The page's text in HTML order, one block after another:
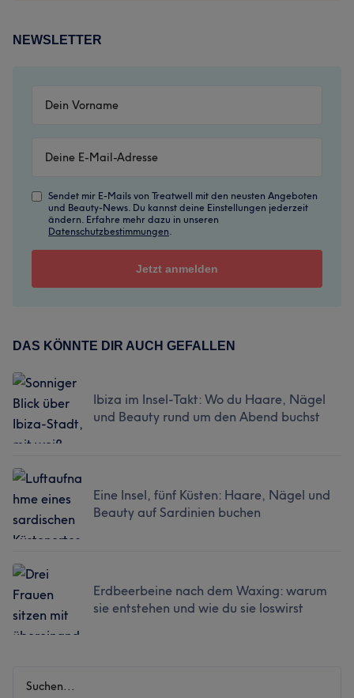
NEWSLETTER
Sendet mir E-Mails von Treatwell mit den neusten Angeboten
und Beauty-News. Du kannst deine Einstellungen jederzeit
ändern. Erfahre mehr dazu in unseren
Datenschutzbestimmungen
DAS KÖNNTE DIR AUCH GEFALLEN
Ibiza im Insel-Takt: Wo du Haare, Nägel
und Beauty rund um den Abend buchst
Eine Insel, fünf Küsten: Haare, Nägel und
Beauty auf Sardinien buchen
Erdbeerbeine nach dem Waxing: warum
sie entstehen und wie du sie loswirst